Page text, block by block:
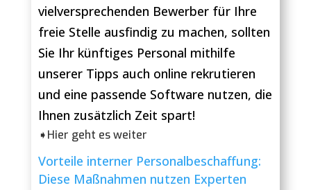
vielversprechenden Bewerber für Ihre
freie Stelle ausfindig zu machen, sollten
Sie Ihr künftiges Personal mithilfe
unserer Tipps auch online rekrutieren
und eine passende Software nutzen, die
Ihnen zusätzlich Zeit spart!
➧Hier geht es weiter
Vorteile interner Personalbeschaffung:
Diese Maßnahmen nutzen Experten